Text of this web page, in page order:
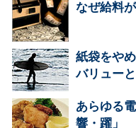
なぜ給料
紙袋をや
バリュー
あらゆる
響・躍」